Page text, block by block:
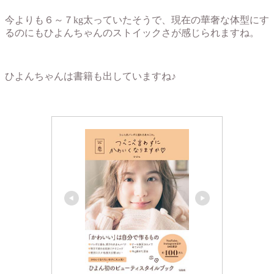
今よりも６～７kg太っていたそうで、現在の華奢な体型にす
るのにもひよんちゃんのストイックさが感じられますね。
ひよんちゃんは書籍も出していますね♪